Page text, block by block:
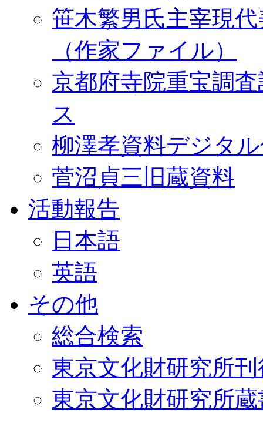
笹木繁男氏主宰現
（作家ファイル）
京都府寺院重宝調
ス
柳澤孝資料デジタ
菅沼貞三旧蔵資料
活動報告
日本語
英語
その他
総合検索
東京文化財研究所
東京文化財研究所